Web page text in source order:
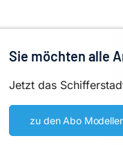
Sie möchten alle
Jetzt das
zu den Abo